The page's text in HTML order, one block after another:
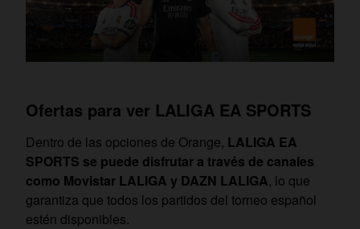
Ofertas para ver LALIGA EA SPORTS
Dentro de las opciones de Orange, LALIGA EA
SPORTS se puede disfrutar a través de canales
como Movistar LALIGA y DAZN LALIGA, lo que
garantiza que todos los partidos del torneo español
estén disponibles.